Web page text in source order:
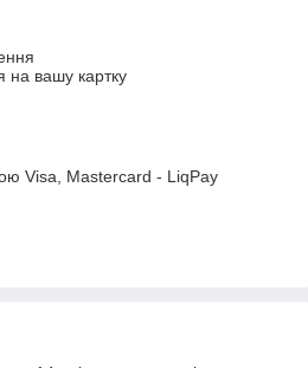
на вашу картку
Visa, Mastercard - LiqPay